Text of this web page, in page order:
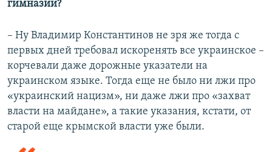
гимназии?
– Ну Владимир Константинов не зря же тогда с
первых дней требовал искоренять все украинское –
корчевали даже дорожные указатели на
украинском языке. Тогда еще не было ни лжи про
«украинский нацизм», ни даже лжи про «захват
власти на майдане», а такие указания, кстати, от
старой еще крымской власти уже были.